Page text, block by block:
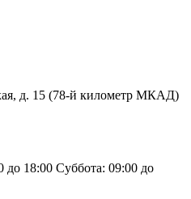
д. 15 (78-й километр МКАД)
18:00 Суббота: 09:00 до